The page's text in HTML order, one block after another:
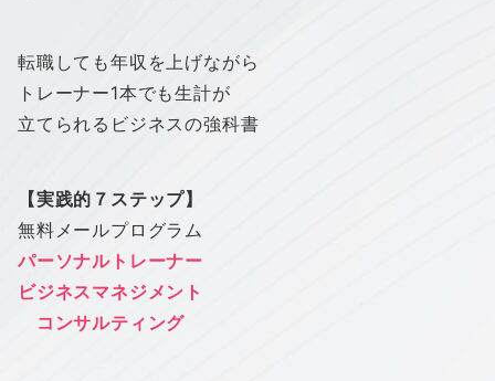
転職しても年収を上げながら
トレーナー1本でも生計が
立てられるビジネスの強科書
【実践的７ステップ】
無料メールプログラム
パーソナルトレーナー
ビジネスマネジメント
コンサルティング